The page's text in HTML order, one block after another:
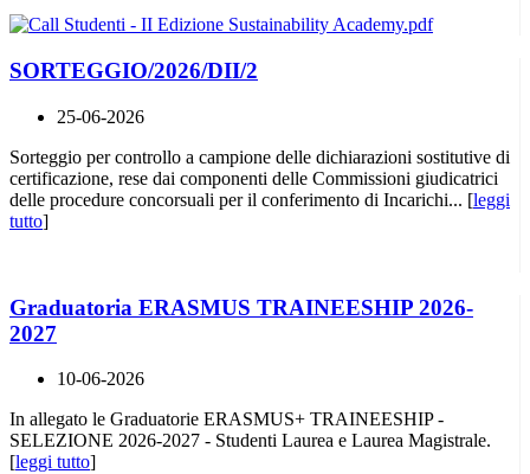
SORTEGGIO/2026/DII/2
25-06-2026
Sorteggio per controllo a campione delle dichiarazioni sostitutive di
certificazione, rese dai componenti delle Commissioni giudicatrici
delle procedure concorsuali per il conferimento di Incarichi... [leggi
tutto]
Graduatoria ERASMUS TRAINEESHIP 2026-
2027
10-06-2026
In allegato le Graduatorie ERASMUS+ TRAINEESHIP -
SELEZIONE 2026-2027 - Studenti Laurea e Laurea Magistrale.
[leggi tutto]